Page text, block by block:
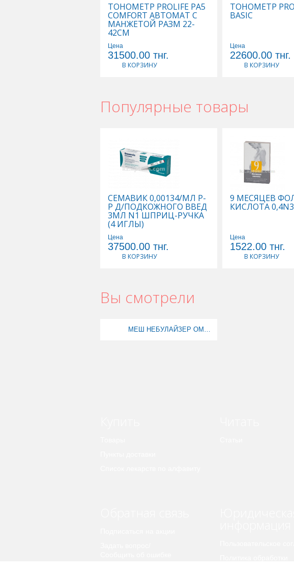
ТОНОМЕТР PROLIFE PA5
COMFORT АВТОМАТ С
МАНЖЕТОЙ РАЗМ 22-
42СМ
Цена
31500.00 тнг.
В КОРЗИНУ
ТОНОМЕТР
BASIC
Цена
22600.00 тнг.
В КОРЗИНУ
Популярные товары
СЕМАВИК 0,00134/МЛ Р-
Р Д/ПОДКОЖНОГО ВВЕД
3МЛ N1 ШПРИЦ-РУЧКА
(4 ИГЛЫ)
Цена
37500.00 тнг.
В КОРЗИНУ
9 МЕСЯЦЕВ
КИСЛОТА
Цена
1522.00 тнг.
В КОРЗИНУ
Вы смотрели
МЕШ НЕБУЛАЙЗЕР OMRON MICROAIR U100 (NE-U100-E) + АКВА МАРИС КЛАССИК 30МЛ СПРЕЙ НАЗАЛЬНЫЙ (В ПОДАРОК) АКЦИЯ